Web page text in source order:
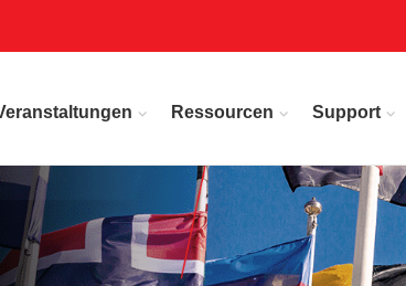
Ressourcen Support